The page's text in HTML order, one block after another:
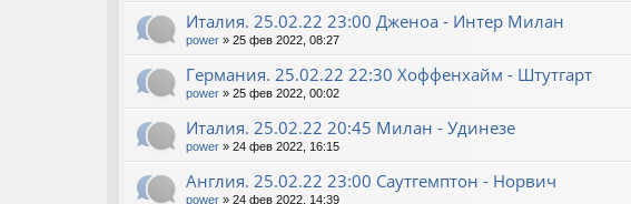
Италия. 25.02.22 23:00 Дженоа - Интер Милан
power » 25 фев 2022, 08:27
Германия. 25.02.22 22:30 Хоффенхайм - Штутгарт
power » 25 фев 2022, 00:02
Италия. 25.02.22 20:45 Милан - Удинезе
power » 24 фев 2022, 16:15
Англия. 25.02.22 23:00 Саутгемптон - Норвич
power » 24 фев 2022, 14:39